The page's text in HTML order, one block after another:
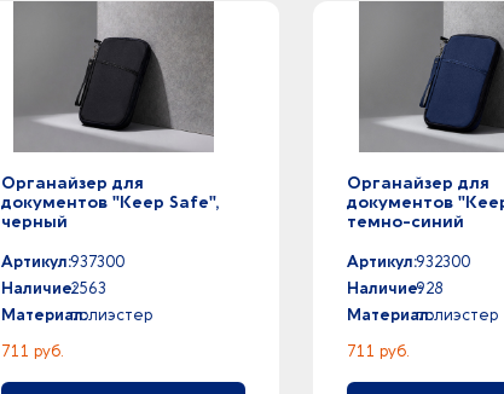
Органайзер для
документов "Keep Safe",
черный
Артикул:937300
Наличие:2563
Материал:полиэстер
711 руб.
Органайзер для
документов
темно-синий
Артикул:932300
Наличие:928
Материал:полиэстер
711 руб.